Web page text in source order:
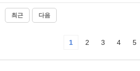
최근 다음
1 2 3 4 5